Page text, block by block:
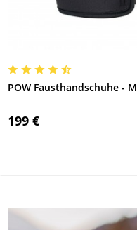
POW Fausthandschuhe - M
199 €